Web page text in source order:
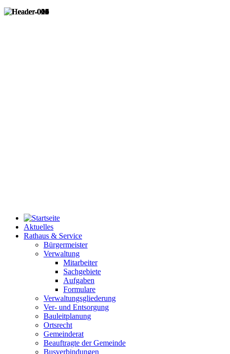
Aktuelles
Rathaus & Service
Bürgermeister
Verwaltung
Mitarbeiter
Sachgebiete
Aufgaben
Formulare
Verwaltungsgliederung
Ver- und Entsorgung
Bauleitplanung
Ortsrecht
Gemeinderat
Beauftragte der Gemeinde
Busverbindungen